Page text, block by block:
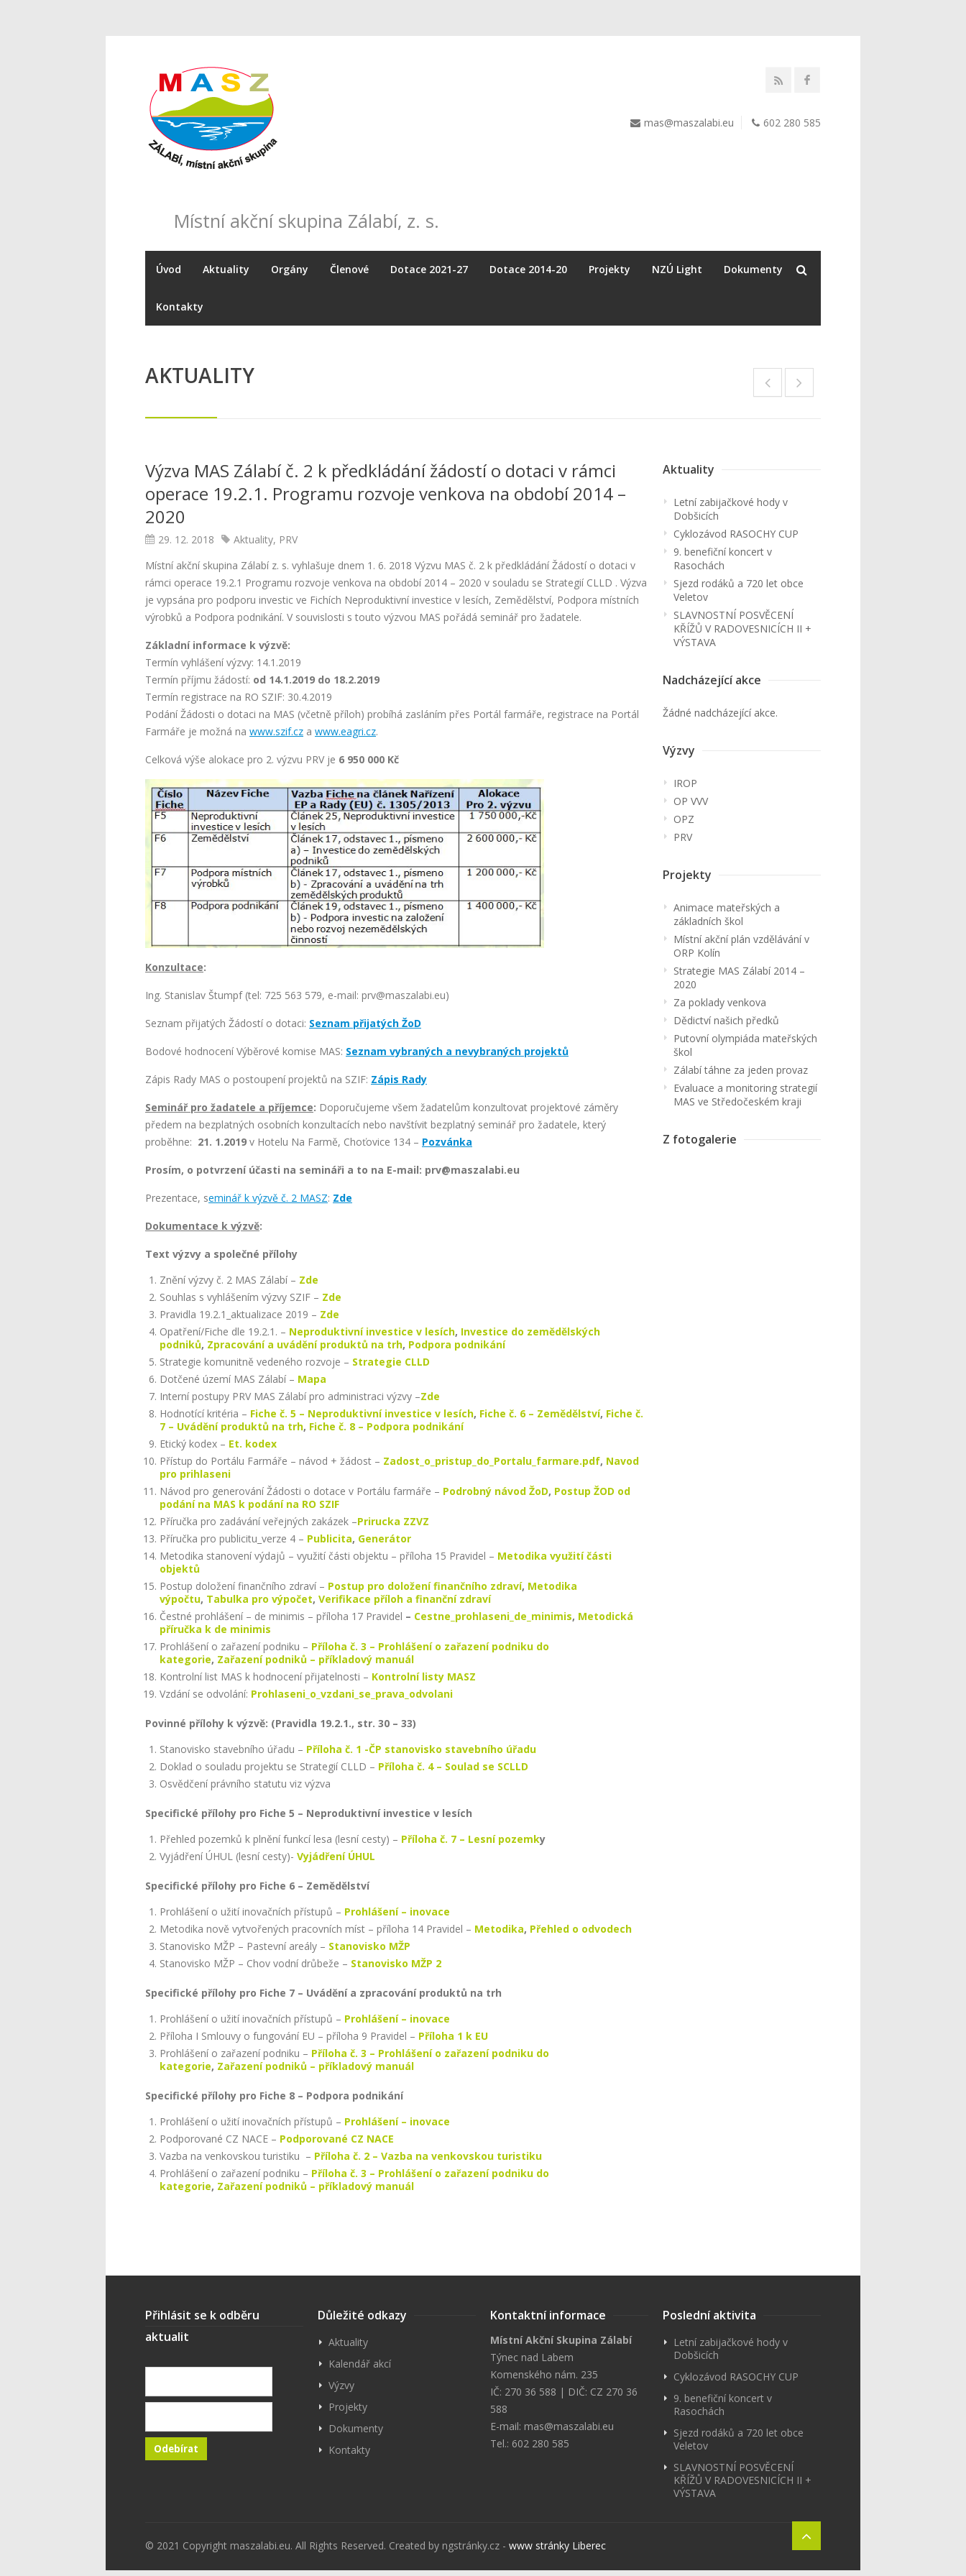
Místní akční skupina Zálabí, z. s.
mas@maszalabi.eu 602 280 585
Úvod Aktuality Orgány Členové Dotace 2021-27 Dotace 2014-20 Projekty NZÚ Light Dokumenty
Kontakty
AKTUALITY
Výzva MAS Zálabí č. 2 k předkládání žádostí o dotaci v rámci
operace 19.2.1. Programu rozvoje venkova na období 2014 –
2020
29. 12. 2018 Aktuality, PRV
Místní akční skupina Zálabí z. s. vyhlašuje dnem 1. 6. 2018 Výzvu MAS č. 2 k předkládání Žádostí o dotaci v
rámci operace 19.2.1 Programu rozvoje venkova na období 2014 – 2020 v souladu se Strategií CLLD . Výzva
je vypsána pro podporu investic ve Fichích Neproduktivní investice v lesích, Zemědělství, Podpora místních
výrobků a Podpora podnikání. V souvislosti s touto výzvou MAS pořádá seminář pro žadatele.
Základní informace k výzvě:
Termín vyhlášení výzvy: 14.1.2019
Termín příjmu žádostí: od 14.1.2019 do 18.2.2019
Termín registrace na RO SZIF: 30.4.2019
Podání Žádosti o dotaci na MAS (včetně příloh) probíhá zasláním přes Portál farmáře, registrace na Portál
Farmáře je možná na www.szif.cz a www.eagri.cz.
Celková výše alokace pro 2. výzvu PRV je 6 950 000 Kč
Konzultace:
Ing. Stanislav Štumpf (tel: 725 563 579, e-mail: prv@maszalabi.eu)
Seznam přijatých Žádostí o dotaci: Seznam přijatých ŽoD
Bodové hodnocení Výběrové komise MAS: Seznam vybraných a nevybraných projektů
Zápis Rady MAS o postoupení projektů na SZIF: Zápis Rady
Seminář pro žadatele a příjemce: Doporučujeme všem žadatelům konzultovat projektové záměry
předem na bezplatných osobních konzultacích nebo navštívit bezplatný seminář pro žadatele, který
proběhne: 21. 1.2019 v Hotelu Na Farmě, Choťovice 134 – Pozvánka
Prosím, o potvrzení účasti na semináři a to na E-mail: prv@maszalabi.eu
Prezentace, seminář k výzvě č. 2 MASZ: Zde
Dokumentace k výzvě:
Text výzvy a společné přílohy
Znění výzvy č. 2 MAS Zálabí – Zde
Souhlas s vyhlášením výzvy SZIF – Zde
Pravidla 19.2.1_aktualizace 2019 – Zde
Opatření/Fiche dle 19.2.1. – Neproduktivní investice v lesích, Investice do zemědělských
podniků, Zpracování a uvádění produktů na trh, Podpora podnikání
Strategie komunitně vedeného rozvoje – Strategie CLLD
Dotčené území MAS Zálabí – Mapa
Interní postupy PRV MAS Zálabí pro administraci výzvy –Zde
Hodnotící kritéria – Fiche č. 5 – Neproduktivní investice v lesích, Fiche č. 6 – Zemědělství, Fiche č.
7 – Uvádění produktů na trh, Fiche č. 8 – Podpora podnikání
Etický kodex – Et. kodex
Přístup do Portálu Farmáře – návod + žádost – Zadost_o_pristup_do_Portalu_farmare.pdf, Navod
pro prihlaseni
Návod pro generování Žádosti o dotace v Portálu farmáře – Podrobný návod ŽoD, Postup ŽOD od
podání na MAS k podání na RO SZIF
Příručka pro zadávání veřejných zakázek –Prirucka ZZVZ
Příručka pro publicitu_verze 4 – Publicita, Generátor
Metodika stanovení výdajů – využití části objektu – příloha 15 Pravidel – Metodika využití části
objektů
Postup doložení finančního zdraví – Postup pro doložení finančního zdraví, Metodika
výpočtu, Tabulka pro výpočet, Verifikace příloh a finanční zdraví
Čestné prohlášení – de minimis – příloha 17 Pravidel – Cestne_prohlaseni_de_minimis, Metodická
příručka k de minimis
Prohlášení o zařazení podniku – Příloha č. 3 – Prohlášení o zařazení podniku do
kategorie, Zařazení podniků – příkladový manuál
Kontrolní list MAS k hodnocení přijatelnosti – Kontrolní listy MASZ
Vzdání se odvolání: Prohlaseni_o_vzdani_se_prava_odvolani
Povinné přílohy k výzvě: (Pravidla 19.2.1., str. 30 – 33)
Stanovisko stavebního úřadu – Příloha č. 1 -ČP stanovisko stavebního úřadu
Doklad o souladu projektu se Strategií CLLD – Příloha č. 4 – Soulad se SCLLD
Osvědčení právního statutu viz výzva
Specifické přílohy pro Fiche 5 – Neproduktivní investice v lesích
Přehled pozemků k plnění funkcí lesa (lesní cesty) – Příloha č. 7 – Lesní pozemky
Vyjádření ÚHUL (lesní cesty)- Vyjádření ÚHUL
Specifické přílohy pro Fiche 6 – Zemědělství
Prohlášení o užití inovačních přístupů – Prohlášení – inovace
Metodika nově vytvořených pracovních míst – příloha 14 Pravidel – Metodika, Přehled o odvodech
Stanovisko MŽP – Pastevní areály – Stanovisko MŽP
Stanovisko MŽP – Chov vodní drůbeže – Stanovisko MŽP 2
Specifické přílohy pro Fiche 7 – Uvádění a zpracování produktů na trh
Prohlášení o užití inovačních přístupů – Prohlášení – inovace
Příloha I Smlouvy o fungování EU – příloha 9 Pravidel – Příloha 1 k EU
Prohlášení o zařazení podniku – Příloha č. 3 – Prohlášení o zařazení podniku do
kategorie, Zařazení podniků – příkladový manuál
Specifické přílohy pro Fiche 8 – Podpora podnikání
Prohlášení o užití inovačních přístupů – Prohlášení – inovace
Podporované CZ NACE – Podporované CZ NACE
Vazba na venkovskou turistiku – Příloha č. 2 – Vazba na venkovskou turistiku
Prohlášení o zařazení podniku – Příloha č. 3 – Prohlášení o zařazení podniku do
kategorie, Zařazení podniků – příkladový manuál
Aktuality
Letní zabijačkové hody v
Dobšicích
Cyklozávod RASOCHY CUP
9. benefiční koncert v
Rasochách
Sjezd rodáků a 720 let obce
Veletov
SLAVNOSTNÍ POSVĚCENÍ
KŘÍŽŮ V RADOVESNICÍCH II +
VÝSTAVA
Nadcházející akce
Žádné nadcházející akce.
Výzvy
IROP
OP VVV
OPZ
PRV
Projekty
Animace mateřských a
základních škol
Místní akční plán vzdělávání v
ORP Kolín
Strategie MAS Zálabí 2014 –
2020
Za poklady venkova
Dědictví našich předků
Putovní olympiáda mateřských
škol
Zálabí táhne za jeden provaz
Evaluace a monitoring strategií
MAS ve Středočeském kraji
Z fotogalerie
Přihlásit se k odběru
aktualit
Důležité odkazy
Aktuality
Kalendář akcí
Výzvy
Projekty
Dokumenty
Kontakty
Kontaktní informace
Místní Akční Skupina Zálabí
Týnec nad Labem
Komenského nám. 235
IČ: 270 36 588 | DIČ: CZ 270 36
588
E-mail: mas@maszalabi.eu
Tel.: 602 280 585
Poslední aktivita
Letní zabijačkové hody v
Dobšicích
Cyklozávod RASOCHY CUP
9. benefiční koncert v
Rasochách
Sjezd rodáků a 720 let obce
Veletov
SLAVNOSTNÍ POSVĚCENÍ
KŘÍŽŮ V RADOVESNICÍCH II +
VÝSTAVA
© 2021 Copyright maszalabi.eu. All Rights Reserved. Created by ngstránky.cz - www stránky Liberec